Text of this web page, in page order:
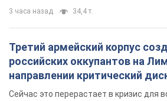
3 часа назад 34,4 т.
Третий армейский корпус
российских оккупантов на
направлении критический
удалось
Сейчас это перерастает в кризис для